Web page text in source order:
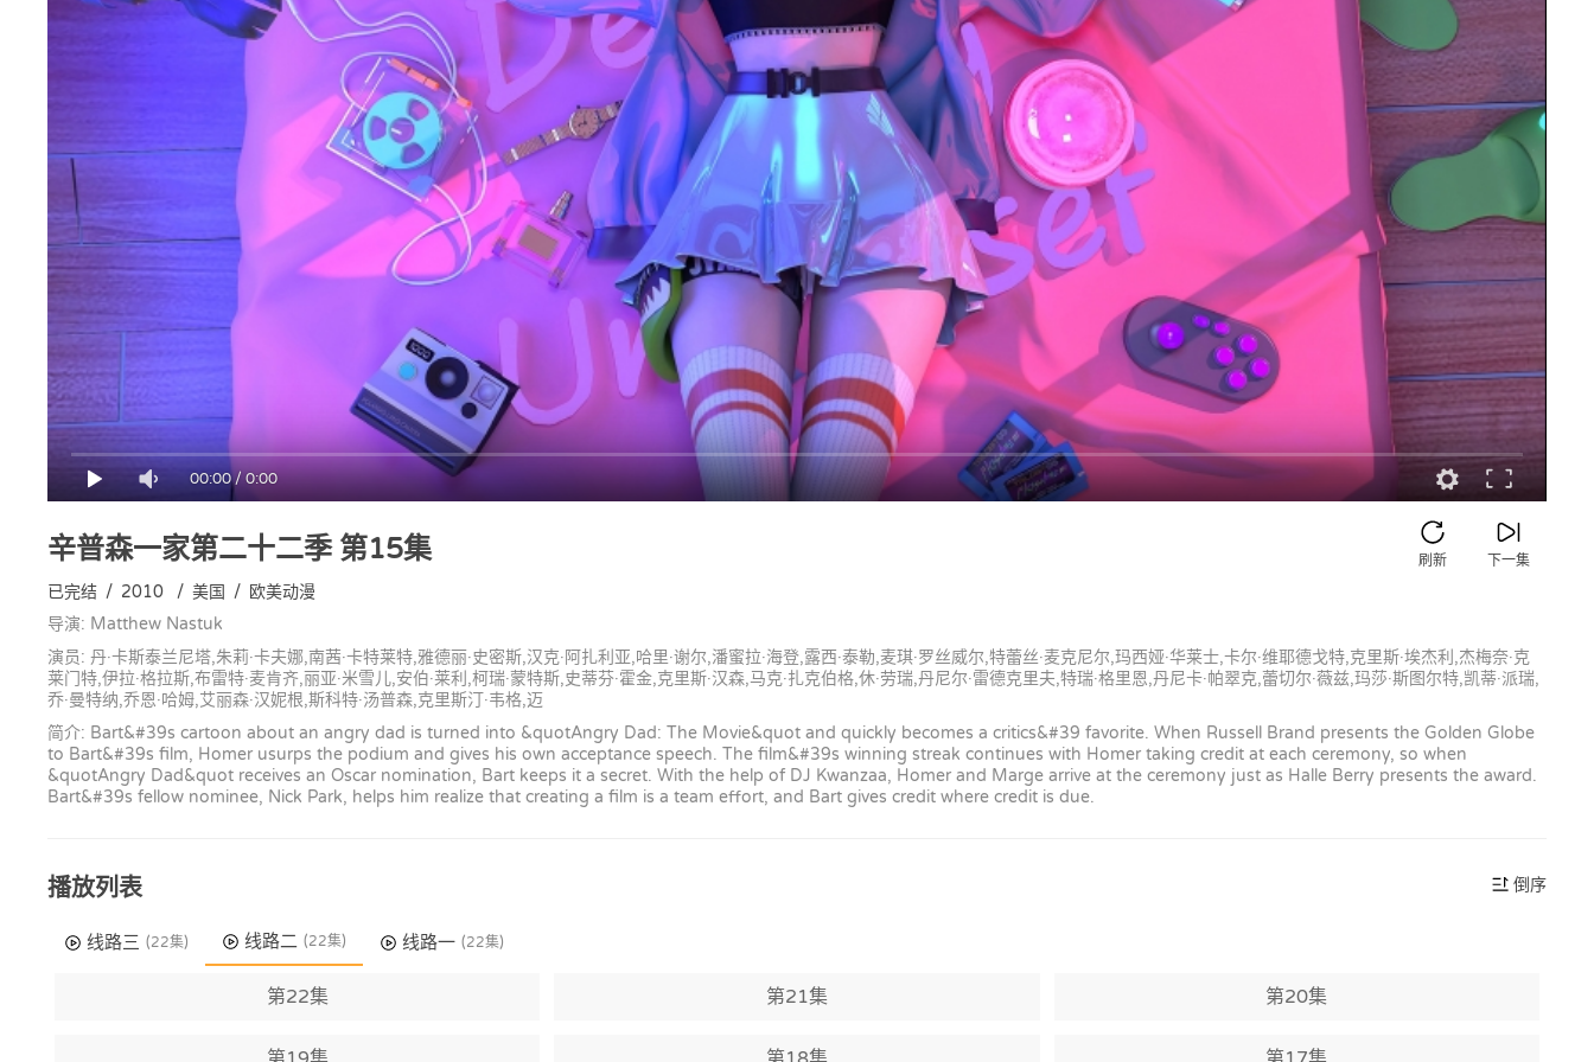
00:00/0:00
辛普森一家第二十二季第15集 下一集
刷新
已完结 / 2010 / 美国 / 欧美动漫
导演: Matthew Nastuk
演员: 丹·卡斯泰兰尼塔,朱莉·卡夫娜,南茜·卡特莱特,雅德丽·史密斯,汉克·阿扎利亚,哈里·谢尔,潘蜜拉·海登,露西·泰勒,麦琪·罗丝威尔,特蕾丝·麦克尼尔,玛西娅·华莱士,卡尔·维耶德戈特,克里斯·埃杰利,杰梅奈·克
莱门特,伊拉·格拉斯,布雷特·麦肯齐,丽亚·米雪儿,安伯·莱利,柯瑞·蒙特斯,史蒂芬·霍金,克里斯·汉森,马克·扎克伯格,休·劳瑞,丹尼尔·雷德克里夫,特瑞·格里恩,丹尼卡·帕翠克,蕾切尔·薇兹,玛莎·斯图尔特,凯蒂·派瑞,
乔·曼特纳,乔恩·哈姆,艾丽森·汉妮根,斯科特·汤普森,克里斯汀·韦格,迈
简介: Bart&#39s cartoon about an angry dad is turned into &quotAngry Dad: The Movie&quot and quickly becomes a critics&#39 favorite. When Russell Brand presents the Golden Globe
to Bart&#39s film, Homer usurps the podium and gives his own acceptance speech. The film&#39s winning streak continues with Homer taking credit at each ceremony, so when
&quotAngry Dad&quot receives an Oscar nomination, Bart keeps it a secret. With the help of DJ Kwanzaa, Homer and Marge arrive at the ceremony just as Halle Berry presents the award.
Bart&#39s fellow nominee, Nick Park, helps him realize that creating a film is a team effort, and Bart gives credit where credit is due.
播放列表 倒序
线路三 (22集) 线路二 (22集) 线路一 (22集)
第22集 第21集 第20集